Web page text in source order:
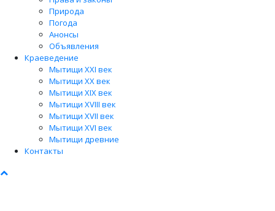
Природа
Погода
Анонсы
Объявления
Краеведение
Мытищи XXI век
Мытищи XX век
Мытищи XIX век
Мытищи XVIII век
Мытищи XVII век
Мытищи XVI век
Мытищи древние
Контакты